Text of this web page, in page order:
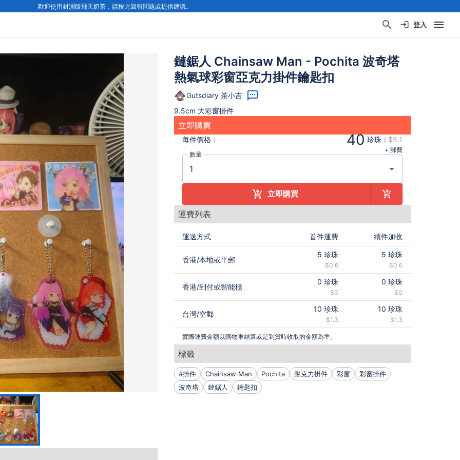
歡迎使用封測版飛天奶茶，請按此回報問題或提供建議。
登入
鏈鋸人 Chainsaw Man - Pochita 波奇塔
熱氣球彩窗亞克力掛件鑰匙扣
Gutsdiary 茶小吉
9.5cm 大彩窗掛件
立即購買
每件價格： 40 珍珠 / $5.1
+ 郵費
數量
立即購買
運費列表
運送方式 首件運費 續件加收
香港/本地或平郵
5 珍珠
$0.6
5 珍珠
$0.6
香港/到付或智能櫃
0 珍珠
$0
0 珍珠
$0
台灣/空郵
10 珍珠
$1.3
10 珍珠
$1.3
實際運費金額以購物車結算或是到貨時收取的金額為準。
標籤
#掛件 Chainsaw Man Pochita 壓克力掛件 彩窗
彩窗掛件
波奇塔
鏈鋸人 鑰匙扣